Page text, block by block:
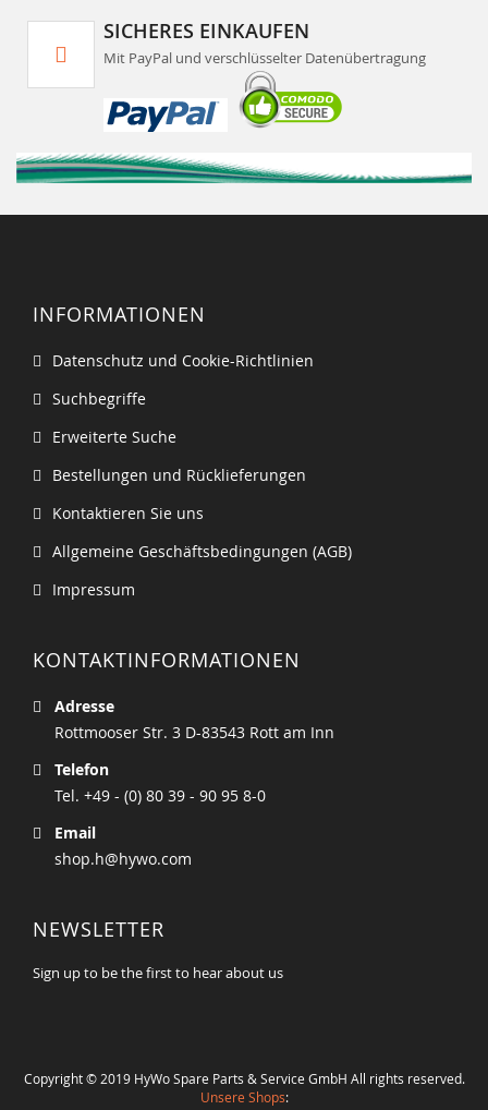
SICHERES EINKAUFEN
Mit PayPal und verschlüsselter Datenübertragung
INFORMATIONEN
Datenschutz und Cookie-Richtlinien
Suchbegriffe
Erweiterte Suche
Bestellungen und Rücklieferungen
Kontaktieren Sie uns
Allgemeine Geschäftsbedingungen (AGB)
Impressum
KONTAKTINFORMATIONEN
Adresse
Rottmooser Str. 3 D-83543 Rott am Inn
Telefon
Tel. +49 - (0) 80 39 - 90 95 8-0
Email
shop.h@hywo.com
NEWSLETTER
Sign up to be the first to hear about us
Copyright © 2019 HyWo Spare Parts & Service GmbH All rights reserved.
Unsere Shops: